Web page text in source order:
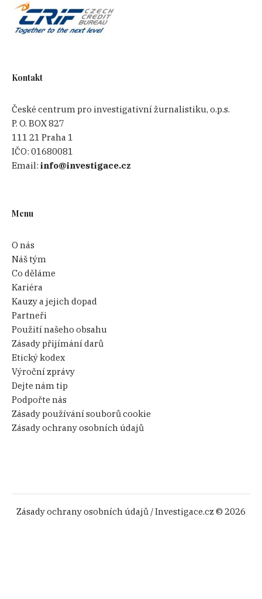
Kontakt
České centrum pro investigativní žurnalistiku, o.p.s.
P. O. BOX 827
111 21 Praha 1
IČO:01680081
Email:info@investigace.cz
Menu
O nás
Náš tým
Co děláme
Kariéra
Kauzy a jejich dopad
Partneři
Použití našeho obsahu
Zásady přijímání darů
Etický kodex
Výroční zprávy
Dejte nám tip
Podpořte nás
Zásady používání souborů cookie
Zásady ochrany osobních údajů
Zásady ochrany osobních údajů / Investigace.cz © 2026